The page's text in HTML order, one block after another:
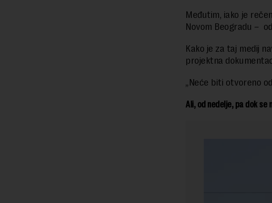
Međutim, iako je
Novom Beogradu –
Kako je za taj medij
projektna
„Neće biti otvoreno
Ali, od nedelje, pa dok se